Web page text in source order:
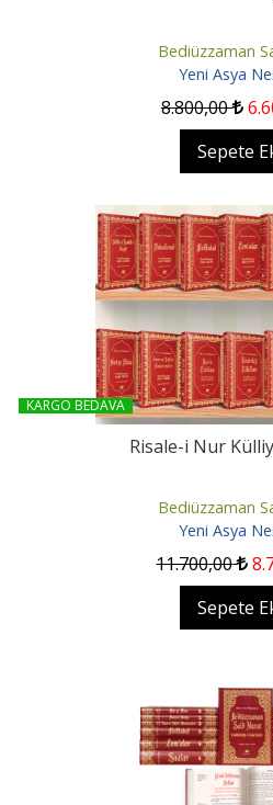
Bediüzzaman
Yeni Asya
8.800,00
Sepete
KARGO BEDAVA
Risale-i Nur
Bediüzzaman
Yeni Asya
11.700,00
Sepete